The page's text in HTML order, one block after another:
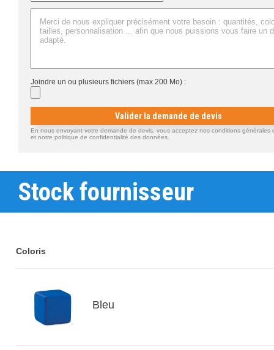
Joindre un ou plusieurs fichiers (max 200 Mo) :
Valider la demande de devis
En nous envoyant votre demande de devis, vous acceptez nos conditions générales
et notre politique de confidentialité des données.
Stock fournisseur
Coloris
Bleu